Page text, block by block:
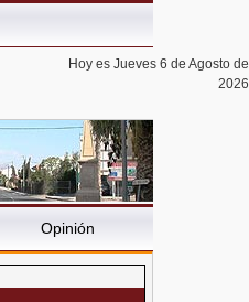
Hoy es Jueves 6 de Agosto de
2026
Opinión